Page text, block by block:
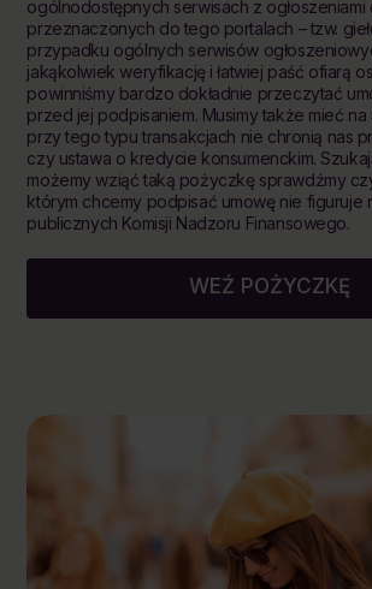
ogólnodostępnych serwisach z ogłoszeniami
przeznaczonych do tego portalach – tzw.
przypadku ogólnych serwisów
jakąkolwiek weryfikację i łatwiej paść ofiarą
powinniśmy bardzo dokładnie przeczytać
przed jej podpisaniem. Musimy także mieć
przy tego typu transakcjach nie chronią nas
czy ustawa o kredycie konsumenckim.
możemy wziąć taką pożyczkę sprawdźmy
którym chcemy podpisać umowę nie figuruje
publicznych Komisji Nadzoru Finansowego.
WEŹ POŻYCZKĘ